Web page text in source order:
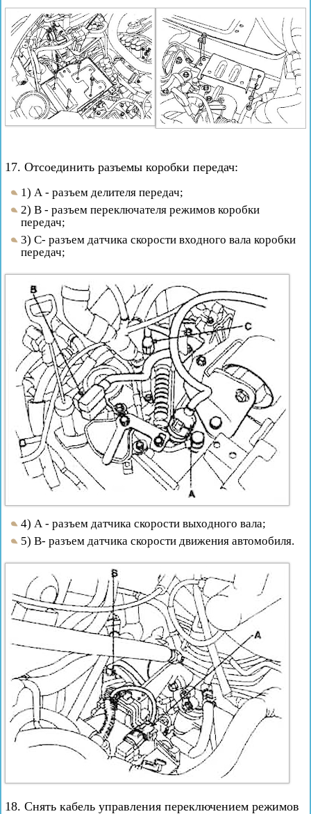
17. Отсоединить разъемы коробки передач:
1) А - разъем делителя передач;
2) В - разъем переключателя режимов коробки
передач;
3) С- разъем датчика скорости входного вала коробки
передач;
4) А - разъем датчика скорости выходного вала;
5) В- разъем датчика скорости движения автомобиля.
18. Снять кабель управления переключением режимов